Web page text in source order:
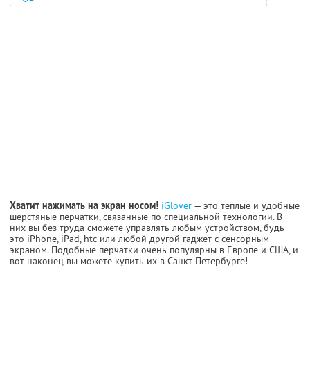
Хватит нажимать на экран носом! iGlover — это теплые и удобные
шерстяные перчатки, связанные по специальной технологии. В
них вы без труда сможете управлять любым устройством, будь
это iPhone, iPad, htc или любой другой гаджет с сенсорным
экраном. Подобные перчатки очень популярны в Европе и США, и
вот наконец вы можете купить их в Санкт-Петербурге!